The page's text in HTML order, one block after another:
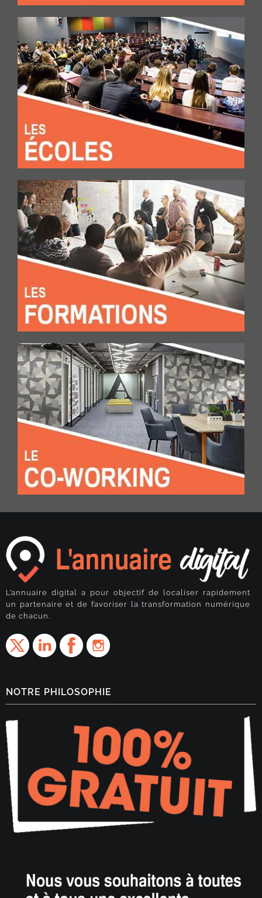
L’annuaire digital a pour objectif de localiser rapidement
un partenaire et de favoriser la transformation numérique
de chacun.
NOTRE PHILOSOPHIE